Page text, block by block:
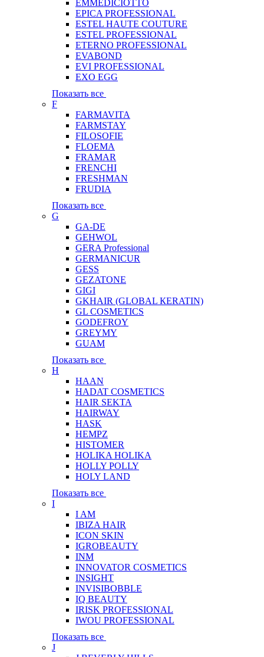
EMMEDICIOTTO
EPICA PROFESSIONAL
ESTEL HAUTE COUTURE
ESTEL PROFESSIONAL
ETERNO PROFESSIONAL
EVABOND
EVI PROFESSIONAL
EXO EGG
Показать все
F
FARMAVITA
FARMSTAY
FILOSOFIE
FLOEMA
FRAMAR
FRENCHI
FRESHMAN
FRUDIA
Показать все
G
GA-DE
GEHWOL
GERA Professional
GERMANICUR
GESS
GEZATONE
GIGI
GKHAIR (GLOBAL КЕRATIN)
GL COSMETICS
GODEFROY
GREYMY
GUAM
Показать все
H
HAAN
HADAT COSMETICS
HAIR SEKTA
HAIRWAY
HASK
HEMPZ
HISTOMER
HOLIKA HOLIKA
HOLLY POLLY
HOLY LAND
Показать все
I
I AM
IBIZA HAIR
ICON SKIN
IGROBEAUTY
INM
INNOVATOR COSMETICS
INSIGHT
INVISIBOBBLE
IQ BEAUTY
IRISK PROFESSIONAL
IWOU PROFESSIONAL
Показать все
J